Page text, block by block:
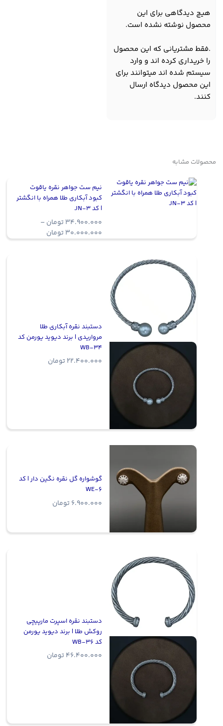
هیچ دیدگاهی برای این
محصول نوشته نشده است.
.فقط مشتریانی که این محصول
را خریداری کرده اند و وارد
سیستم شده اند میتوانند برای
این محصول دیدگاه ارسال
کنند.
محصولات مشابه
نیم ست جواهر نقره یاقوت
کبود آبکاری طلا همراه با انگشتر
| کد JN-3
34.900.000 تومان –
30.000.000 تومان
range:
دستبند نقره آبکاری طلا
مرواریدی | برند دیوید یورمن کد
WB-34
22.400.000 تومان
گوشواره گل نقره نگین دار | کد
WE-6
6.900.000 تومان
دستبند نقره اسپرت مارپیچی
روکش طلا | برند دیوید یورمن
کد WB-36
46.400.000 تومان